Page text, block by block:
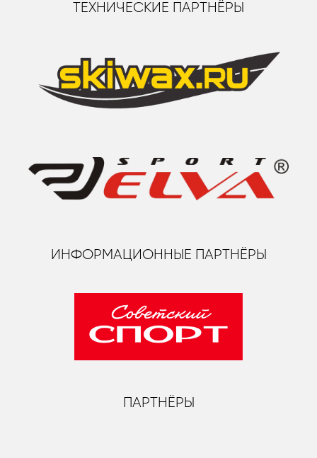
ТЕХНИЧЕСКИЕ ПАРТНЁРЫ
ИНФОРМАЦИОННЫЕ ПАРТНЁРЫ
ПАРТНЁРЫ